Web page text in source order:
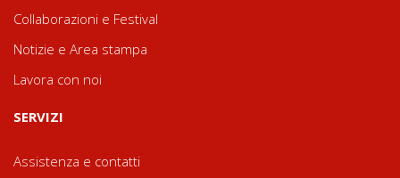
Collaborazioni e Festival
Notizie e Area stampa
Lavora con noi
SERVIZI
Assistenza e contatti